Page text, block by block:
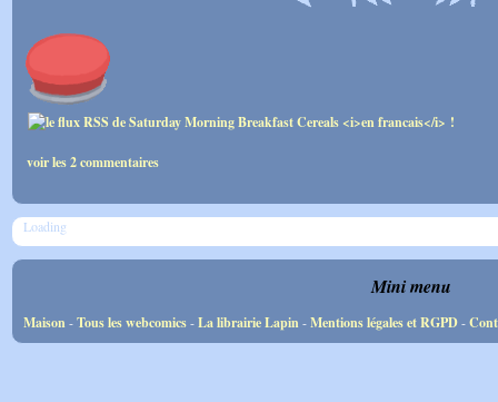
voir les 2 commentaires
Loading
Mini menu
Maison-Tous les webcomics-La librairie Lapin-Mentions légales et RGPD-